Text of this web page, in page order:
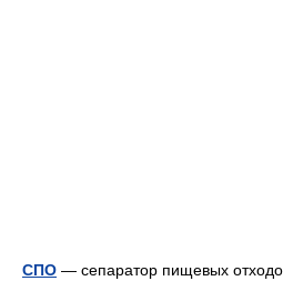
СПО — сепаратор пищевых